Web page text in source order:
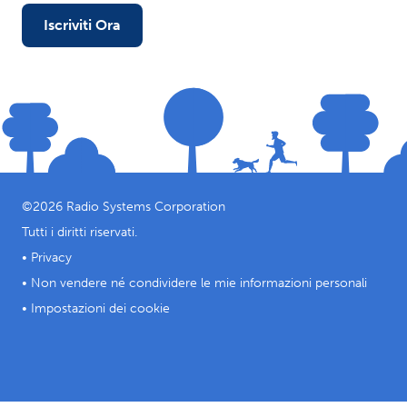
Iscriviti Ora
©2026 Radio Systems Corporation
Tutti i diritti riservati.
• Privacy
• Non vendere né condividere le mie informazioni personali
• Impostazioni dei cookie